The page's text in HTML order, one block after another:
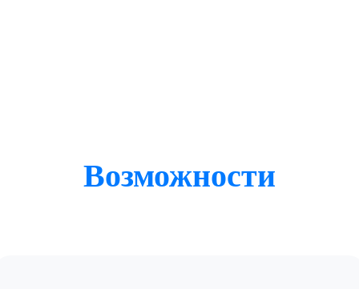
Возможности